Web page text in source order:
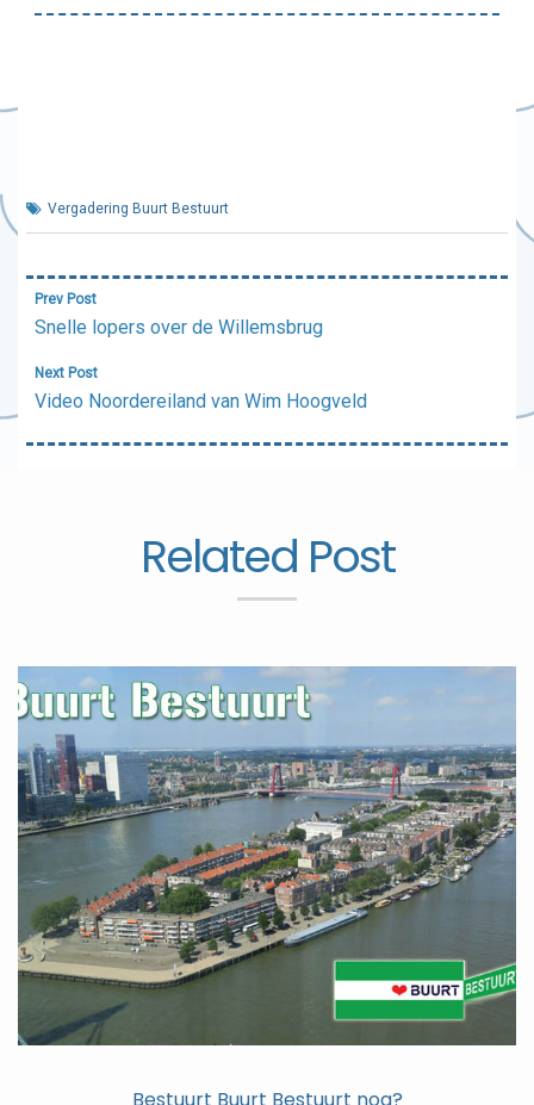
Vergadering Buurt Bestuurt
Bericht
navigatie
Prev Post
Snelle lopers over de Willemsbrug
Next Post
Video Noordereiland van Wim Hoogveld
Related Post